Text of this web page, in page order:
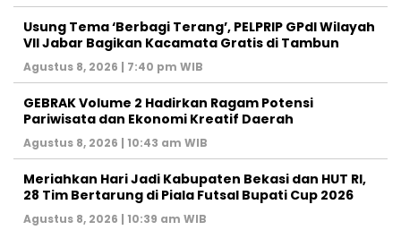
‎Usung Tema ‘Berbagi Terang’, PELPRIP GPdI Wilayah
VII Jabar Bagikan Kacamata Gratis di Tambun
Agustus 8, 2026 | 7:40 pm WIB
GEBRAK Volume 2 Hadirkan Ragam Potensi
Pariwisata dan Ekonomi Kreatif Daerah
Agustus 8, 2026 | 10:43 am WIB
Meriahkan Hari Jadi Kabupaten Bekasi dan HUT RI,
28 Tim Bertarung di Piala Futsal Bupati Cup 2026
Agustus 8, 2026 | 10:39 am WIB